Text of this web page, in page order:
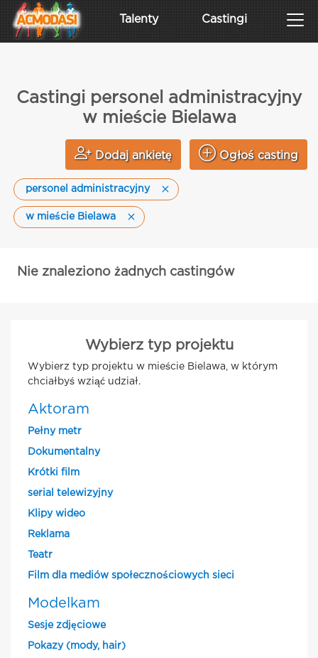
Talenty Castingi
Castingi personel administracyjny
w mieście Bielawa
Dodaj ankietę Ogłoś casting
personel administracyjny
w mieście Bielawa
Nie znaleziono żadnych castingów
Wybierz typ projektu
Wybierz typ projektu w mieście Bielawa, w którym
chciałbyś wziąć udział.
Aktoram
Pełny metr
Dokumentalny
Krótki film
serial telewizyjny
Klipy wideo
Reklama
Teatr
Film dla mediów społecznościowych sieci
Modelkam
Sesje zdjęciowe
Pokazy (mody, hair)